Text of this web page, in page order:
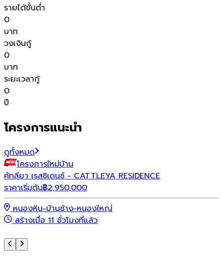
รายได้ขั้นต่ำ
0
บาท
วงเงินกู้
0
บาท
ระยะเวลากู้
0
ปี
โครงการแนะนำ
ดูทั้งหมด
โครงการใหม่บ้าน
คัทลียา เรสซิเดนซ์ - CATTLEYA RESIDENCE
ราคาเริ่มต้น฿2,950,000
หนองหิน-บ้านช้าง-หนองใหญ่
สร้างเมื่อ 11 ชั่วโมงที่แล้ว